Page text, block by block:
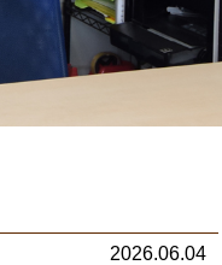
2026.06.04